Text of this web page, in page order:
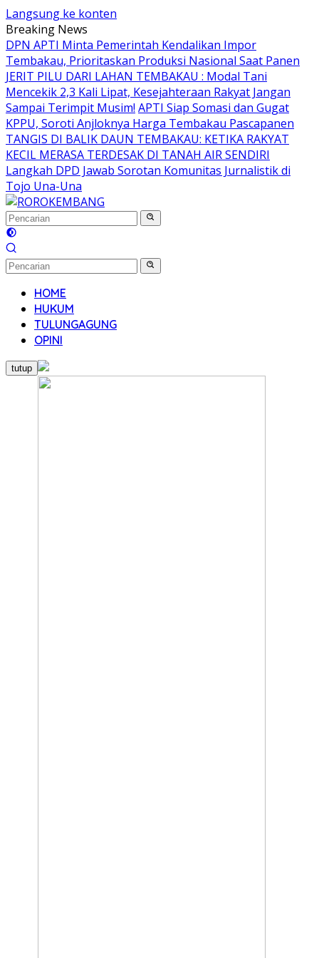
Langsung ke konten
Breaking News
DPN APTI Minta Pemerintah Kendalikan Impor
Tembakau, Prioritaskan Produksi Nasional Saat Panen
JERIT PILU DARI LAHAN TEMBAKAU ​: Modal Tani
Mencekik 2,3 Kali Lipat, Kesejahteraan Rakyat Jangan
Sampai Terimpit Musim! APTI Siap Somasi dan Gugat
KPPU, Soroti Anjloknya Harga Tembakau Pascapanen
TANGIS DI BALIK DAUN TEMBAKAU: KETIKA RAKYAT
KECIL MERASA TERDESAK DI TANAH AIR SENDIRI
Langkah DPD Jawab Sorotan Komunitas Jurnalistik di
Tojo Una-Una
HOME
HUKUM
TULUNGAGUNG
OPINI
tutup